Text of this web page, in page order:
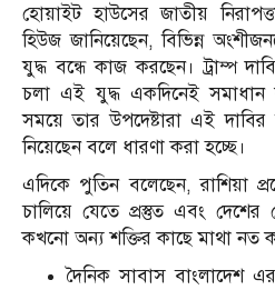
হোয়াইট হাউসের জাতীয়
হিউজ জানিয়েছেন, বিভিন্ন
যুদ্ধ বন্ধে কাজ করছেন। ট্রাম্প
চলা এই যুদ্ধ একদিনেই সমাধান
সময়ে তার উপদেষ্টারা এই
নিয়েছেন বলে ধারণা করা হচ্ছে।
এদিকে পুতিন বলেছেন, রাশিয়া
চালিয়ে যেতে প্রস্তুত এবং দেশের
কখনো অন্য শক্তির কাছে মাথা নত
দৈনিক সাবাস বাংলাদেশ